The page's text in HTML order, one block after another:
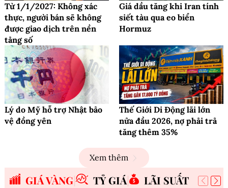
Từ 1/1/2027: Không xác
thực, người bán sẽ không
được giao dịch trên nền
tảng số
Giá dầu tăng khi Iran tính
siết tàu qua eo biển
Hormuz
Lý do Mỹ hỗ trợ Nhật bảo
vệ đồng yên
Thế Giới Di Động lãi lớn
nửa đầu 2026, nợ phải trả
tăng thêm 35%
Xem thêm
GIÁ VÀNG TỶ GIÁ LÃI SUẤT